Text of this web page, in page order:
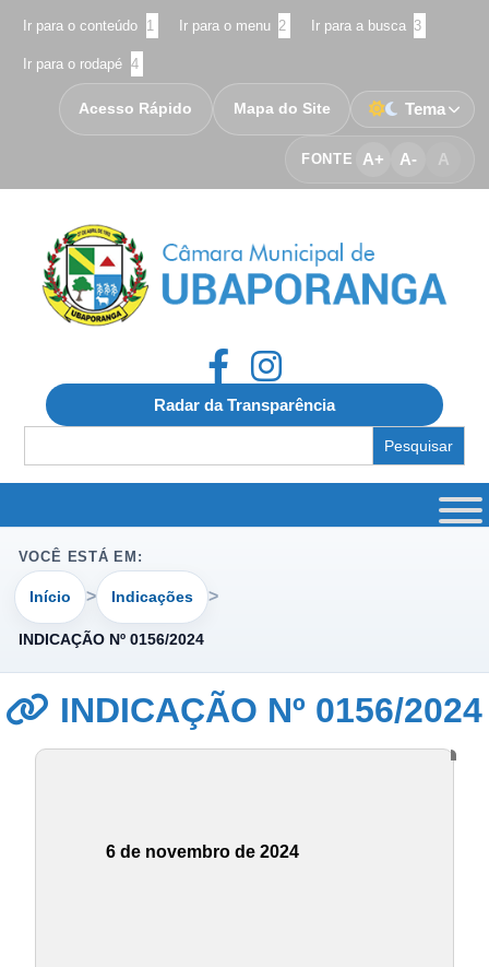
Ir para o conteúdo 1 Ir para o menu 2 Ir para a busca 3
Ir para o rodapé 4
FONTE A+ A- A
Acesso Rápido Mapa do Site Tema
Radar da Transparência
for:
VOCÊ ESTÁ EM:
Início Indicações
INDICAÇÃO Nº 0156/2024
INDICAÇÃO Nº 0156/2024
6 de novembro de 2024